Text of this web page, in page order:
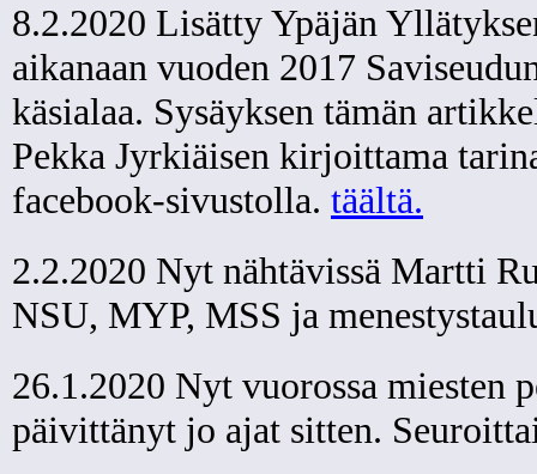
8.2.2020 Lisätty Ypäjän
aikanaan vuoden 2017
käsialaa. Sysäyksen tämän
Pekka Jyrkiäisen kirjoittama
facebook-sivustolla. täältä.
2.2.2020 Nyt nähtävissä Martti
NSU, MYP, MSS ja
26.1.2020 Nyt vuorossa miesten
päivittänyt jo ajat sitten.